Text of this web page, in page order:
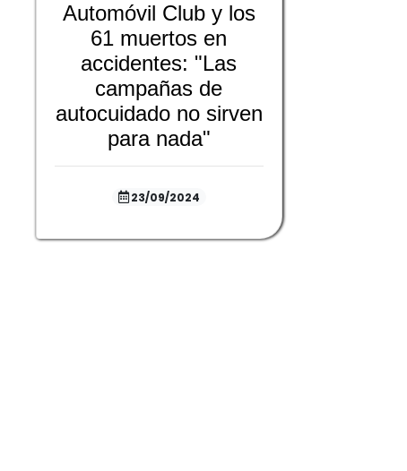
Automóvil Club y los
61 muertos en
accidentes: "Las
campañas de
autocuidado no sirven
para nada"
23/09/2024